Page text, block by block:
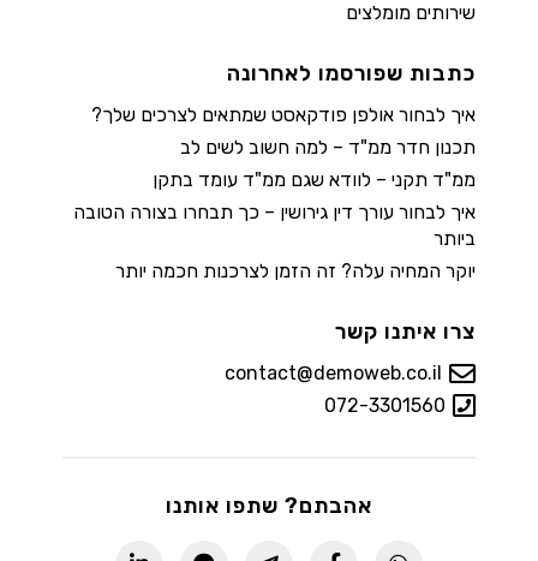
שירותים מומלצים
כתבות שפורסמו לאחרונה
איך לבחור אולפן פודקאסט שמתאים לצרכים שלך?
תכנון חדר ממ"ד – למה חשוב לשים לב
ממ"ד תקני – לוודא שגם ממ"ד עומד בתקן
איך לבחור עורך דין גירושין – כך תבחרו בצורה הטובה
ביותר
יוקר המחיה עלה? זה הזמן לצרכנות חכמה יותר
צרו איתנו קשר
contact@demoweb.co.il
072-3301560
אהבתם? שתפו אותנו